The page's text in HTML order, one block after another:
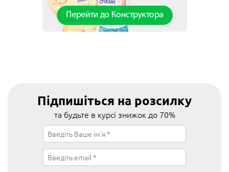
Підпишіться на розсилку
та будьте в курсі знижок до 70%